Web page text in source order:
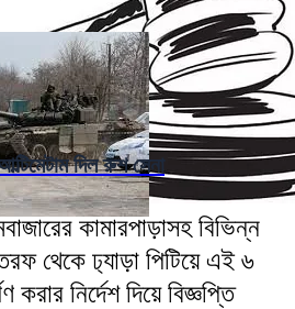
দিল রুশ সেনা
কামারপাড়াসহ বিভিন্ন
থেকে ঢ‍্যাড়া পিটিয়ে এই ৬
নির্দেশ দিয়ে বিজ্ঞপ্তি